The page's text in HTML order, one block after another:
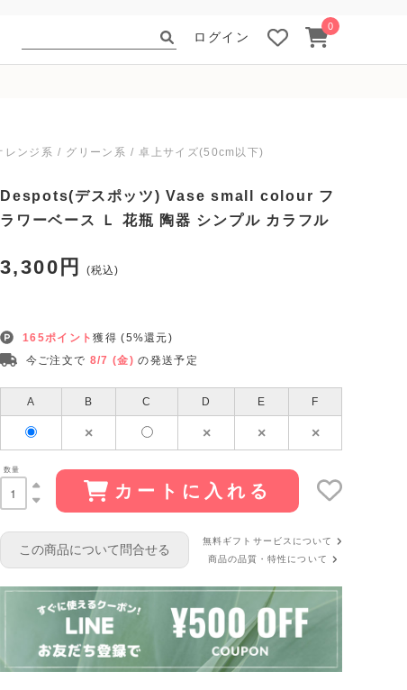
ログイン
0
レンジ系 グリーン系 卓上サイズ(50cm以下)
Despots(デスポッツ) Vase small colour フ
ラワーベース Ｌ 花瓶 陶器 シンプル カラフル
3,300円 (税込)
165ポイント獲得 (5%還元)
今ご注文で 8/7 (金) の発送予定
A B C D E F
数量
カートに入れる
この商品について問合せる
無料ギフトサービスについて
商品の品質・特性について